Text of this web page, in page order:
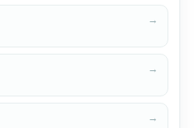
→
→
→